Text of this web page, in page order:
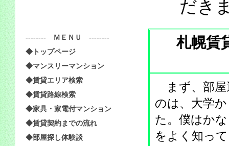
だき
札幌賃
まず、部屋
のは、大学
た。僕はか
をよく知っ
-------- ＭＥＮＵ --------
◆トップページ
◆マンスリーマンション
◆賃貸エリア検索
◆賃貸路線検索
◆家具・家電付マンション
◆賃貸契約までの流れ
◆部屋探し体験談